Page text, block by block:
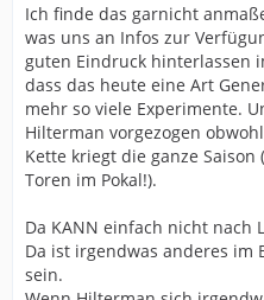
Ich finde das garnicht
was uns an Infos zur
guten Eindruck hinterlassen
dass das heute eine Art
mehr so viele Experimente.
Hilterman vorgezogen
Kette kriegt die ganze
Toren im Pokal!).
Da KANN einfach nicht nach
Da ist irgendwas anderes im
sein.